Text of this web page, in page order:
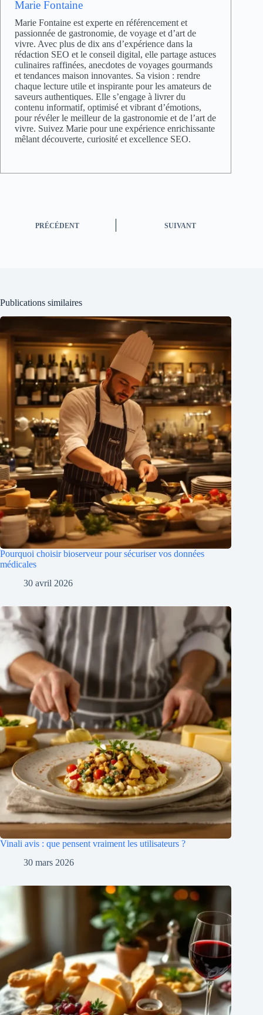
Marie Fontaine
Marie Fontaine est experte en référencement et
passionnée de gastronomie, de voyage et d’art de
vivre. Avec plus de dix ans d’expérience dans la
rédaction SEO et le conseil digital, elle partage astuces
culinaires raffinées, anecdotes de voyages gourmands
et tendances maison innovantes. Sa vision : rendre
chaque lecture utile et inspirante pour les amateurs de
saveurs authentiques. Elle s’engage à livrer du
contenu informatif, optimisé et vibrant d’émotions,
pour révéler le meilleur de la gastronomie et de l’art de
vivre. Suivez Marie pour une expérience enrichissante
mêlant découverte, curiosité et excellence SEO.
PRÉCÉDENT SUIVANT
Publications similaires
Pourquoi choisir bioserveur pour sécuriser vos données
médicales
30 avril 2026
Vinali avis : que pensent vraiment les utilisateurs ?
30 mars 2026